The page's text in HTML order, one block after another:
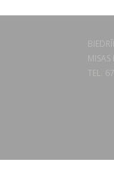
TEL.